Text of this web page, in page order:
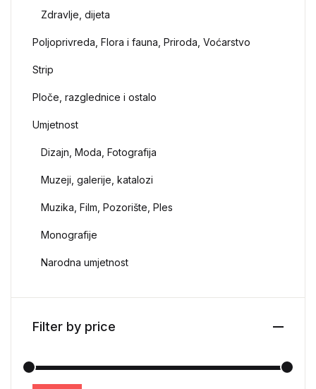
Zdravlje, dijeta
Poljoprivreda, Flora i fauna, Priroda, Voćarstvo
Strip
Ploče, razglednice i ostalo
Umjetnost
Dizajn, Moda, Fotografija
Muzeji, galerije, katalozi
Muzika, Film, Pozorište, Ples
Monografije
Narodna umjetnost
Filter by price